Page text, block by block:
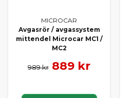
MICROCAR
Avgasrör / avgassystem
mittendel Microcar MC1 /
MC2
989 kr 889 kr